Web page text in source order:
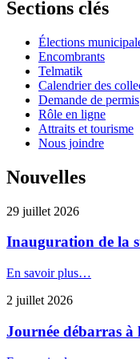
Sections clés
Élections
Encombrants
Telmatik
Calendrier des
Demande de permis
Rôle en ligne
Attraits et tourisme
Nous joindre
Nouvelles
29 juillet 2026
Inauguration de la
En savoir plus…
2 juillet 2026
Journée débarras à